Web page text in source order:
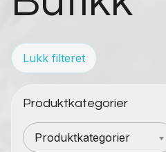
Lukk filteret
Produktkategorier
Produktkategorier